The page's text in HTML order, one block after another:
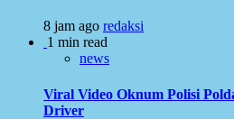
8 jam ago redaksi
1 min read
news
Viral Video Oknum Polisi
Driver